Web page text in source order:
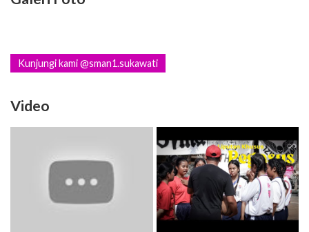
Kunjungi kami @sman1.sukawati
Video